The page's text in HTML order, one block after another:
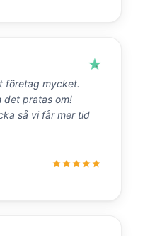
företag mycket.
det pratas om!
så vi får mer tid